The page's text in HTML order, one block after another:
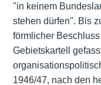
"in keinem
stehen dürfen". Bis
förmlicher
Gebietskartell
1946/47, nach den